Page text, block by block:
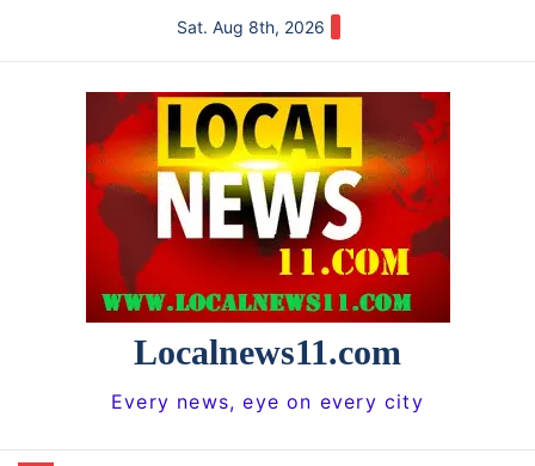
Sat. Aug 8th, 2026
Localnews11.com
Every news, eye on every city